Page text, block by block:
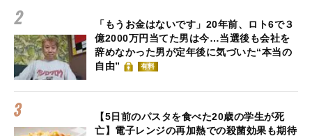
「もうお金はないです」20年前、ロト6で３
億2000万円当てた男は今…当選後も会社を
辞めなかった男が定年後に気づいた“本当の
自由”
有料
【5日前のパスタを食べた20歳の学生が死
亡】電子レンジの再加熱での殺菌効果も期待